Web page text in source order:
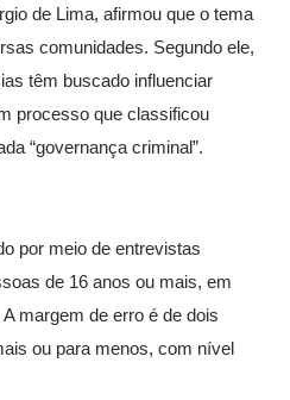
de Lima, afirmou que o tema
comunidades. Segundo ele,
têm buscado influenciar
processo que classificou
“governança criminal”.
por meio de entrevistas
de 16 anos ou mais, em
margem de erro é de dois
ou para menos, com nível